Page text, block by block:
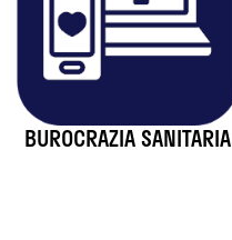
BUROCRAZIA SANITARIA